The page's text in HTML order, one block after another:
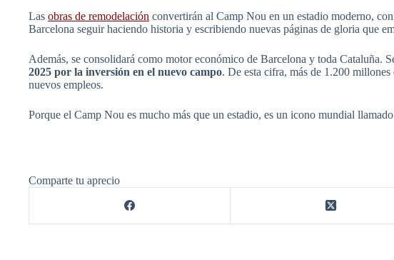
Las obras de remodelación convertirán al Camp Nou en un estadio moderno,
Barcelona seguir haciendo historia y escribiendo nuevas páginas de gloria que
Además, se consolidará como motor económico de Barcelona y toda Cataluña.
2025 por la inversión en el nuevo campo. De esta cifra, más de 1.200
nuevos empleos.
Porque el Camp Nou es mucho más que un estadio, es un icono mundial
Comparte tu aprecio